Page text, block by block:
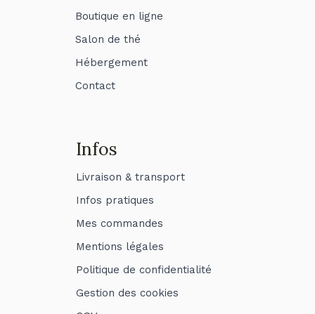
Boutique en ligne
Salon de thé
Hébergement
Contact
Infos
Livraison & transport
Infos pratiques
Mes commandes
Mentions légales
Politique de confidentialité
Gestion des cookies